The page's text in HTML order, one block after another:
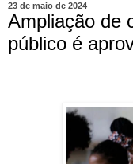
23 de maio de 2024
Ampliação de
público é